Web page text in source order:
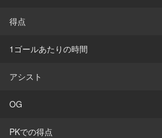
得点
1ゴールあたりの時間
アシスト
OG
PKでの得点